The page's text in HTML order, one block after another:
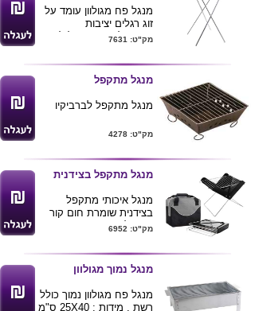
לרכישת מוצר
זה בכמויות
בודדות ומשלוח
עד הב
כאן
מנגל פח מגולוון עומד על
זוג רגלים יציבות
ומתקפלות . נוח וקל לניקוי
מידות מנגל : 7X27X76
ס"מ
מק"ט: 7631
מנגל מתקפל
מנגל מתקפל לברביקיו
מק"ט: 4278
מנגל מתקפל בצידנית
מנגל איכותי מתקפל
בצידנית שומרת חום קור
נוחה לנשיאה , ניתן
מק"ט: 6952
מנגל נמוך מגולוון
מנגל פח מגולוון נמוך כולל
רשת , מידות : 25X40 ס"מ